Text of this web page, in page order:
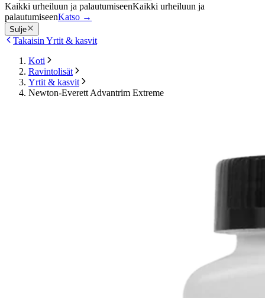
Kaikki urheiluun ja palautumiseenKaikki urheiluun ja
palautumiseenKatso →
Sulje
Takaisin Yrtit & kasvit
Koti
Ravintolisät
Yrtit & kasvit
Newton-Everett Advantrim Extreme